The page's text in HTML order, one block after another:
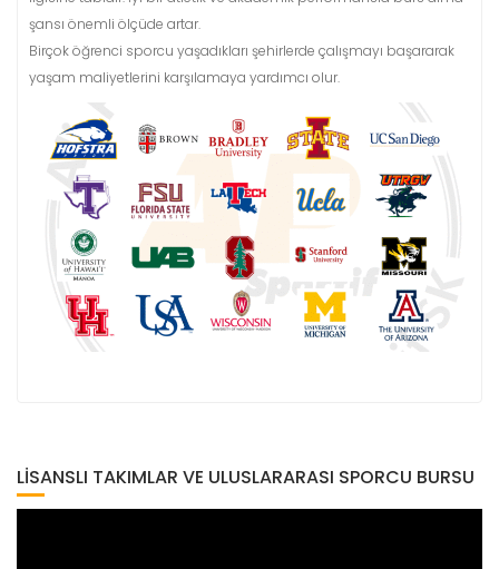
şansı önemli ölçüde artar.
Birçok öğrenci sporcu yaşadıkları şehirlerde çalışmayı başararak
yaşam maliyetlerini karşılamaya yardımcı olur.
LISANSLI TAKIMLAR VE ULUSLARARASI SPORCU BURSU